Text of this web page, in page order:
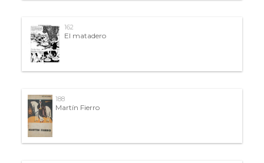
162
El matadero
188
Martín Fierro